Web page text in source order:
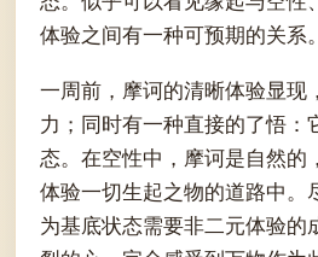
体验之间有一种可预期的关系。
一周前，摩诃的清晰体验显现
力；同时有一种直接的了悟：
态。在空性中，摩诃是自然的
体验一切生起之物的道路中。
为基底状态需要非二元体验的